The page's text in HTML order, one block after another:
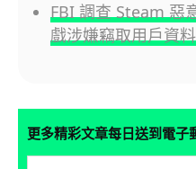
FBI 調查 Steam
戲涉嫌竊取用戶資
更多精彩文章每日送到電子